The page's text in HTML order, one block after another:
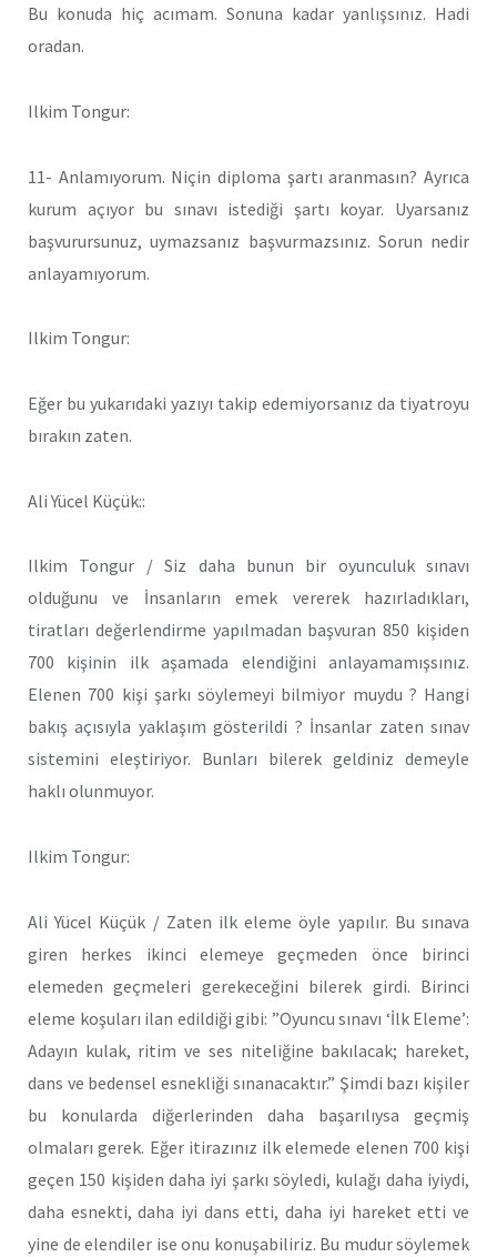
Bu konuda hiç acımam. Sonuna kadar yanlışsınız. Hadi
oradan.
Ilkim Tongur:
11- Anlamıyorum. Niçin diploma şartı aranmasın? Ayrıca
kurum açıyor bu sınavı istediği şartı koyar. Uyarsanız
başvurursunuz, uymazsanız başvurmazsınız. Sorun nedir
anlayamıyorum.
Ilkim Tongur:
Eğer bu yukarıdaki yazıyı takip edemiyorsanız da tiyatroyu
bırakın zaten.
Ali Yücel Küçük::
Ilkim Tongur / Siz daha bunun bir oyunculuk sınavı
olduğunu ve İnsanların emek vererek hazırladıkları,
tiratları değerlendirme yapılmadan başvuran 850 kişiden
700 kişinin ilk aşamada elendiğini anlayamamışsınız.
Elenen 700 kişi şarkı söylemeyi bilmiyor muydu ? Hangi
bakış açısıyla yaklaşım gösterildi ? İnsanlar zaten sınav
sistemini eleştiriyor. Bunları bilerek geldiniz demeyle
haklı olunmuyor.
Ilkim Tongur:
Ali Yücel Küçük / Zaten ilk eleme öyle yapılır. Bu sınava
giren herkes ikinci elemeye geçmeden önce birinci
elemeden geçmeleri gerekeceğini bilerek girdi. Birinci
eleme koşuları ilan edildiği gibi: ”Oyuncu sınavı ‘İlk Eleme’:
Adayın kulak, ritim ve ses niteliğine bakılacak; hareket,
dans ve bedensel esnekliği sınanacaktır.” Şimdi bazı kişiler
bu konularda diğerlerinden daha başarılıysa geçmiş
olmaları gerek. Eğer itirazınız ilk elemede elenen 700 kişi
geçen 150 kişiden daha iyi şarkı söyledi, kulağı daha iyiydi,
daha esnekti, daha iyi dans etti, daha iyi hareket etti ve
yine de elendiler ise onu konuşabiliriz. Bu mudur söylemek